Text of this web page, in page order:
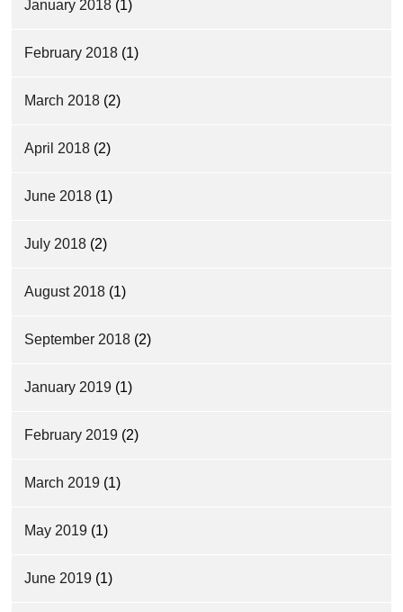
January 2018 (1)
February 2018 (1)
March 2018 (2)
April 2018 (2)
June 2018 (1)
July 2018 (2)
August 2018 (1)
September 2018 (2)
January 2019 (1)
February 2019 (2)
March 2019 (1)
May 2019 (1)
June 2019 (1)